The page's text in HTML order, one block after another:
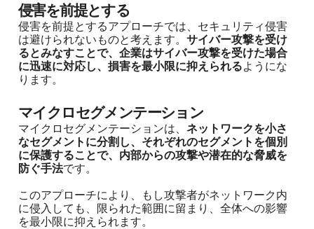
侵害を前提とする
侵害を前提とするアプローチでは、セキュリティ侵害
は避けられないものと考えます。 サイバー攻撃を受け
るとみなすことで、企業はサイバー攻撃を受けた場合
に迅速に対応し、損害を最小限に抑えられるようにな
ります。
マイクロセグメンテーション
マイクロセグメンテーションは、 ネットワークを小さ
なセグメントに分割し、それぞれのセグメントを個別
に保護することで、内部からの攻撃や潜在的な脅威を
防ぐ手法です。
このアプローチにより、もし攻撃者がネットワーク内
に侵入しても、限られた範囲に留まり、全体への影響
を最小限に抑えられます。